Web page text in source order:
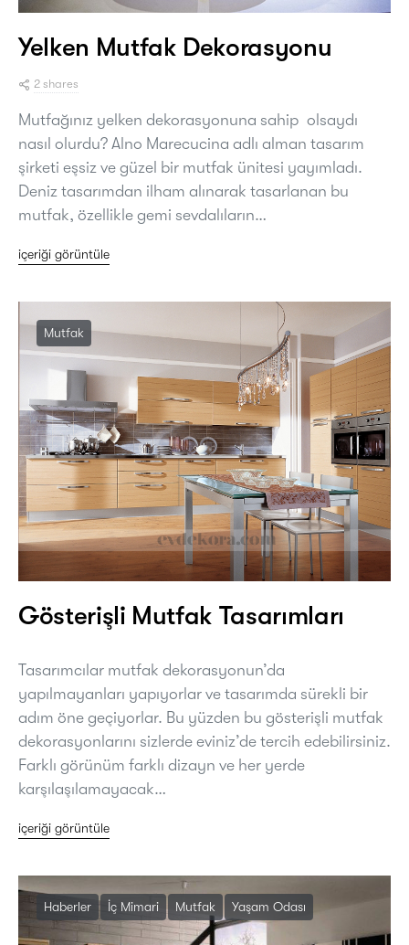
Yelken Mutfak Dekorasyonu
2 shares
Mutfağınız yelken dekorasyonuna sahip olsaydı
nasıl olurdu? Alno Marecucina adlı alman tasarım
şirketi eşsiz ve güzel bir mutfak ünitesi yayımladı.
Deniz tasarımdan ilham alınarak tasarlanan bu
mutfak, özellikle gemi sevdalıların…
içeriği görüntüle
Mutfak
Gösterişli Mutfak Tasarımları
Tasarımcılar mutfak dekorasyonun’da
yapılmayanları yapıyorlar ve tasarımda sürekli bir
adım öne geçiyorlar. Bu yüzden bu gösterişli mutfak
dekorasyonlarını sizlerde eviniz’de tercih edebilirsiniz.
Farklı görünüm farklı dizayn ve her yerde
karşılaşılamayacak…
içeriği görüntüle
Haberler İç Mimari Mutfak Yaşam Odası